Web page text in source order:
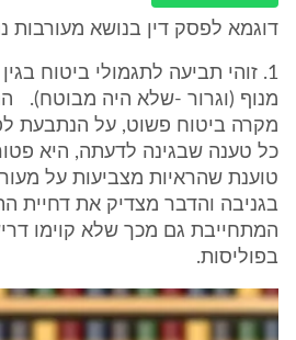
דוגמא לפסק דין בנושא מעורבות
1. זוהי תביעה לתגמולי ביטוח
מנוף (וגרור -שלא היה מבוטח).
מקרה ביטוח פשוט, על הנתבעת
כל טענה שבגינה לדעתה, היא
טוענת שהראיות מצביעות על
בגניבה והדבר מצדיק את דחיית
המתחייבת גם מכך שלא קוימו
בפוליסות.